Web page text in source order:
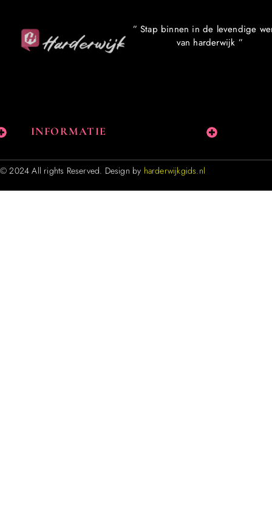
” Stap binnen in de levendige
van harderwijk ”
INFORMATIE
© 2024 All rights Reserved. Design by harderwijkgids.nl